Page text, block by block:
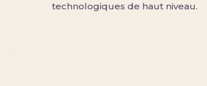
technologiques de haut niveau.